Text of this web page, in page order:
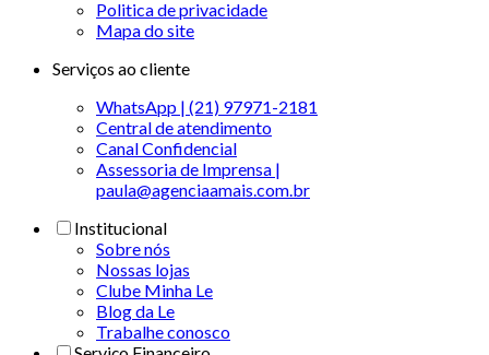
Politica de privacidade
Mapa do site
Serviços ao cliente
WhatsApp | (21) 97971-2181
Central de atendimento
Canal Confidencial
Assessoria de Imprensa |
paula@agenciaamais.com.br
Institucional
Sobre nós
Nossas lojas
Clube Minha Le
Blog da Le
Trabalhe conosco